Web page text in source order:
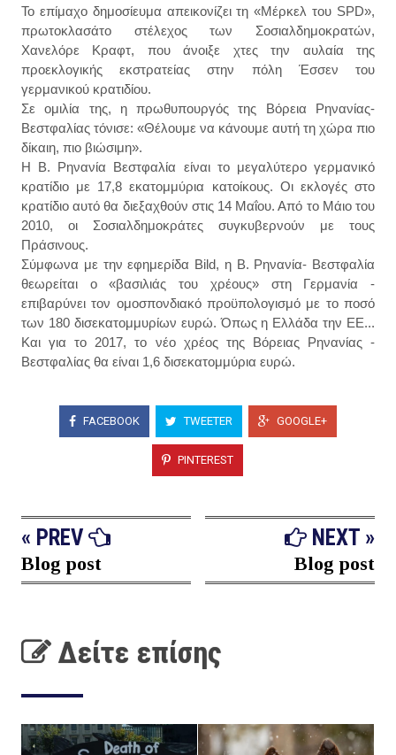
Το επίμαχο δημοσίευμα απεικονίζει τη «Μέρκελ του SPD»,
πρωτοκλασάτο στέλεχος των Σοσιαλδημοκρατών,
Χανελόρε Κραφτ, που άνοιξε χτες την αυλαία της
προεκλογικής εκστρατείας στην πόλη Έσσεν του
γερμανικού κρατιδίου.
Σε ομιλία της, η πρωθυπουργός της Βόρεια Ρηνανίας-
Βεστφαλίας τόνισε: «Θέλουμε να κάνουμε αυτή τη χώρα πιο
δίκαιη, πιο βιώσιμη».
Η Β. Ρηνανία Βεστφαλία είναι το μεγαλύτερο γερμανικό
κρατίδιο με 17,8 εκατομμύρια κατοίκους. Οι εκλογές στο
κρατίδιο αυτό θα διεξαχθούν στις 14 Μαΐου. Από το Μάιο του
2010, οι Σοσιαλδημοκράτες συγκυβερνούν με τους
Πράσινους.
Σύμφωνα με την εφημερίδα Bild, η Β. Ρηνανία- Βεστφαλία
θεωρείται ο «βασιλιάς του χρέους» στη Γερμανία -
επιβαρύνει τον ομοσπονδιακό προϋπολογισμό με το ποσό
των 180 δισεκατομμυρίων ευρώ. Όπως η Ελλάδα την ΕΕ...
Και για το 2017, το νέο χρέος της Βόρειας Ρηνανίας -
Βεστφαλίας θα είναι 1,6 δισεκατομμύρια ευρώ.
FACEBOOK TWEETER GOOGLE+
PINTEREST
« PREV
Blog post
NEXT »
Blog post
Δείτε επίσης